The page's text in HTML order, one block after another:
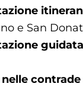
e San
contrade